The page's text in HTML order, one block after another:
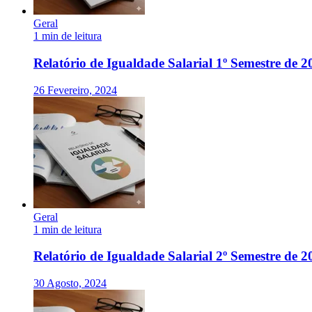
Geral
1 min de leitura
Relatório de Igualdade Salarial 1º Semestre de
26 Fevereiro, 2024
Geral
1 min de leitura
Relatório de Igualdade Salarial 2º Semestre de
30 Agosto, 2024